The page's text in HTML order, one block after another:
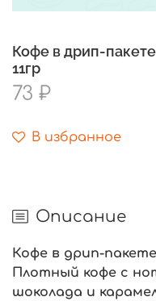
Кофе в дрип-
11гр
73 ₽
В избранное
Описание
Кофе в дрип-
Плотный кофе с
шоколада и